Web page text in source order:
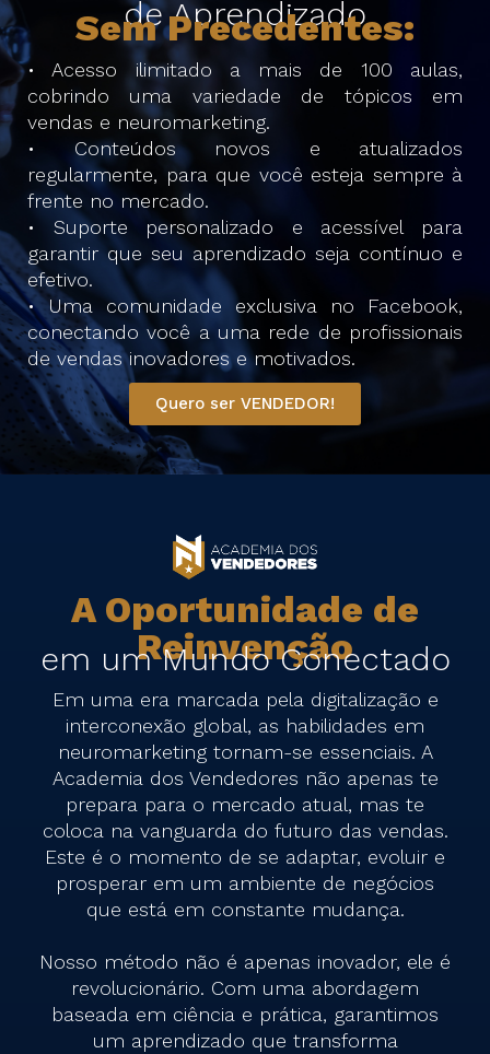
de Aprendizado
Sem Precedentes:
• Acesso ilimitado a mais de 100 aulas,
cobrindo uma variedade de tópicos em
vendas e neuromarketing.
• Conteúdos novos e atualizados
regularmente, para que você esteja sempre à
frente no mercado.
• Suporte personalizado e acessível para
garantir que seu aprendizado seja contínuo e
efetivo.
• Uma comunidade exclusiva no Facebook,
conectando você a uma rede de profissionais
de vendas inovadores e motivados.
Quero ser VENDEDOR!
A Oportunidade de
Reinvenção
em um Mundo Conectado
Em uma era marcada pela digitalização e
interconexão global, as habilidades em
neuromarketing tornam-se essenciais. A
Academia dos Vendedores não apenas te
prepara para o mercado atual, mas te
coloca na vanguarda do futuro das vendas.
Este é o momento de se adaptar, evoluir e
prosperar em um ambiente de negócios
que está em constante mudança.
Nosso método não é apenas inovador, ele é
revolucionário. Com uma abordagem
baseada em ciência e prática, garantimos
um aprendizado que transforma